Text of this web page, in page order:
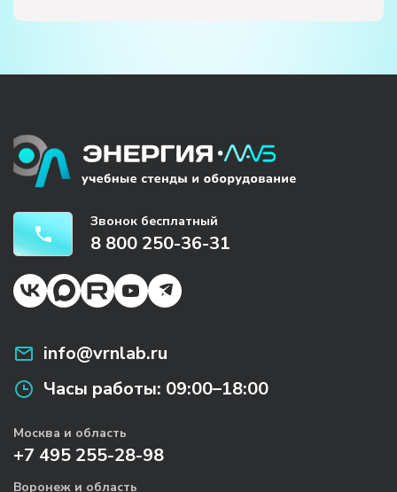
Звонок бесплатный
8 800 250-36-31
info@vrnlab.ru
Часы работы: 09:00–18:00
Москва и область
+7 495 255-28-98
Воронеж и область